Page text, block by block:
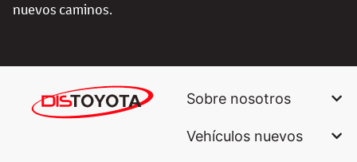
nuevos caminos.
Sobre nosotros
Vehículos nuevos